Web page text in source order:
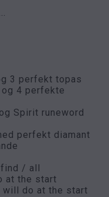
3 perfekt topas
4 perfekte
Spirit runeword
perfekt diamant
/ all
at the start
will do at the start